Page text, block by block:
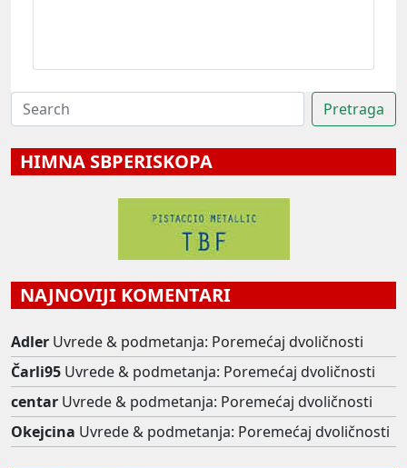
HIMNA SBPERISKOPA
NAJNOVIJI KOMENTARI
Adler Uvrede & podmetanja: Poremećaj dvoličnosti
Čarli95 Uvrede & podmetanja: Poremećaj dvoličnosti
centar Uvrede & podmetanja: Poremećaj dvoličnosti
Okejcina Uvrede & podmetanja: Poremećaj dvoličnosti